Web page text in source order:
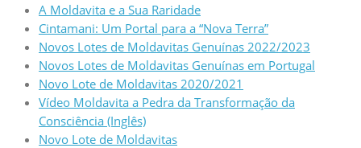
A Moldavita e a Sua Raridade
Cintamani: Um Portal para a “Nova Terra”
Novos Lotes de Moldavitas Genuínas 2022/2023
Novos Lotes de Moldavitas Genuínas em Portugal
Novo Lote de Moldavitas 2020/2021
Vídeo Moldavita a Pedra da Transformação da
Consciência (Inglês)
Novo Lote de Moldavitas